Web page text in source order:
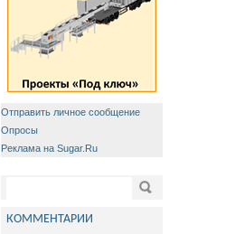
Отправить личное сообщение
Опросы
Реклама на Sugar.Ru
Поиск
КОММЕНТАРИИ